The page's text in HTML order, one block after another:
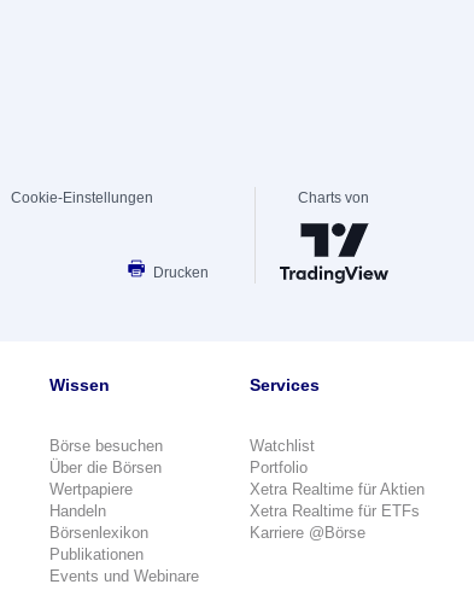
Cookie-Einstellungen
Drucken
Charts von
Wissen
Börse besuchen
Über die Börsen
Wertpapiere
Handeln
Börsenlexikon
Publikationen
Events und Webinare
Services
Watchlist
Portfolio
Xetra Realtime für Aktien
Xetra Realtime für ETFs
Karriere @Börse